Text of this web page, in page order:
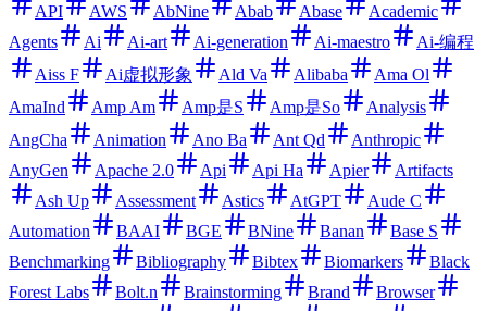
API
AWS AbNine Abab Abase
Academic
Agents
Ai Ai-art Ai-generation Ai-maestro
Ai-编程
Aiss F
Ai虚拟形象 Ald Va Alibaba
Ama Ol
AmaInd
Amp Am Amp是S Amp是So
Analysis
AngCha
Animation Ano Ba Ant Qd
Anthropic
AnyGen
Apache 2.0 Api Api Ha Apier
Artifacts
Ash Up
Assessment Astics AtGPT
Aude C
Automation
BAAI BGE BNine Banan
Base S
Benchmarking
Bibliography Bibtex Biomarkers
Black
Forest Labs
Bolt.n Brainstorming Brand
Browser